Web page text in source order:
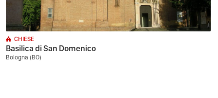
CHIESE
Basilica di San Domenico
Bologna (BO)